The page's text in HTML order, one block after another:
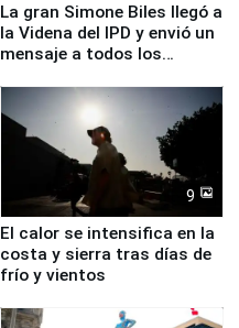
La gran Simone Biles llegó a
la Videna del IPD y envió un
mensaje a todos los
9
El calor se intensifica en la
costa y sierra tras días de
frío y vientos